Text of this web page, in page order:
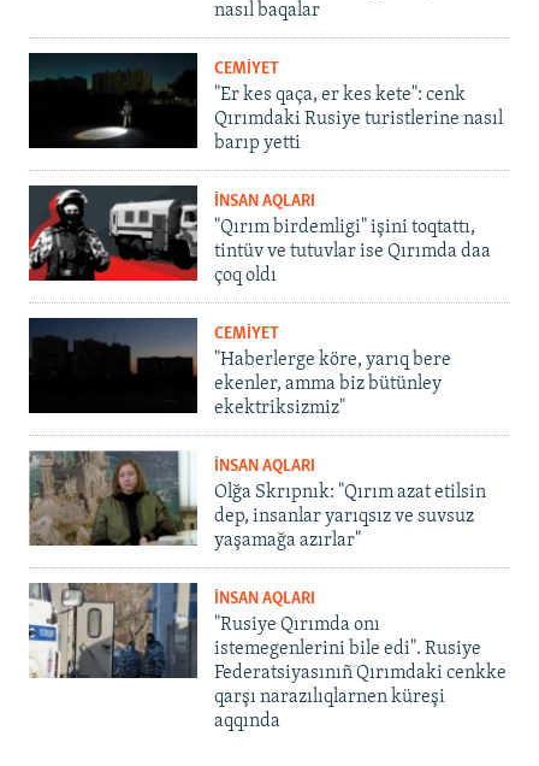
nasıl baqalar
CEMİYET
"Er kes qaça, er kes kete": cenk
Qırımdaki Rusiye turistlerine nasıl
barıp yetti
İNSAN AQLARI
"Qırım birdemligi" işini toqtattı,
tintüv ve tutuvlar ise Qırımda daa
çoq oldı
CEMİYET
"Haberlerge köre, yarıq bere
ekenler, amma biz bütünley
ekektriksizmiz"
İNSAN AQLARI
Olğa Skrıpnık: "Qırım azat etilsin
dep, insanlar yarıqsız ve suvsuz
yaşamağa azırlar"
İNSAN AQLARI
"Rusiye Qırımda onı
istemegenlerini bile edi". Rusiye
Federatsiyasınıñ Qırımdaki cenkke
qarşı narazılıqlarnen küreşi
aqqında